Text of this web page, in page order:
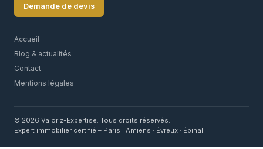
Demande de devis
Accueil
Blog & actualités
Contact
Mentions légales
© 2026 Valoriz-Expertise. Tous droits réservés.
Expert immobilier certifié – Paris · Amiens · Évreux · Épinal